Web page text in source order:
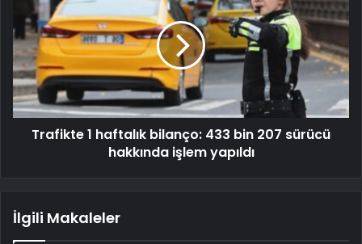
Trafikte 1 haftalık bilanço: 433 bin 207 sürücü
hakkında işlem yapıldı
İlgili Makaleler